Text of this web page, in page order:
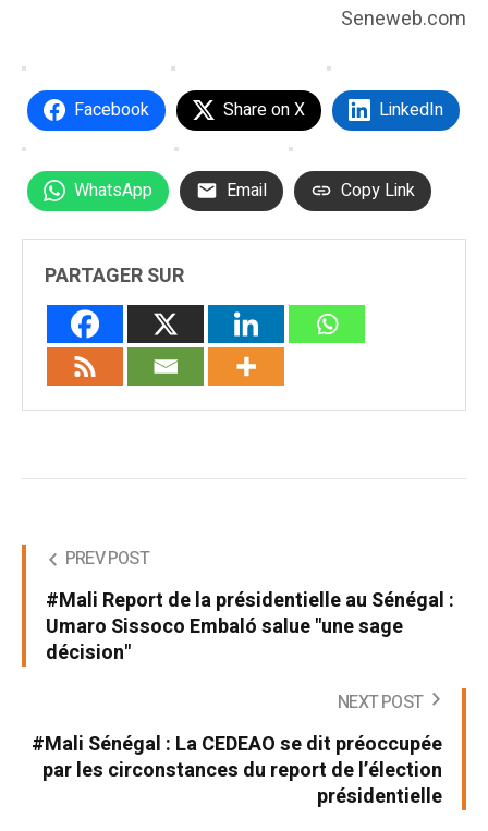
Seneweb.com
Facebook Share on X LinkedIn
WhatsApp Email Copy Link
PARTAGER SUR
PREV POST
#Mali Report de la présidentielle au Sénégal :
Umaro Sissoco Embaló salue "une sage
décision"
NEXT POST
#Mali Sénégal : La CEDEAO se dit préoccupée
par les circonstances du report de l’élection
présidentielle